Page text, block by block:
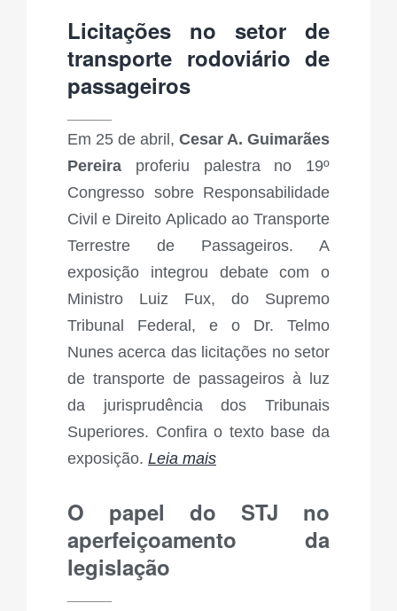
Licitações no setor de
transporte rodoviário de
passageiros
Em 25 de abril, Cesar A. Guimarães
Pereira proferiu palestra no 19º
Congresso sobre Responsabilidade
Civil e Direito Aplicado ao Transporte
Terrestre de Passageiros. A
exposição integrou debate com o
Ministro Luiz Fux, do Supremo
Tribunal Federal, e o Dr. Telmo
Nunes acerca das licitações no setor
de transporte de passageiros à luz
da jurisprudência dos Tribunais
Superiores. Confira o texto base da
exposição. Leia mais
O papel do STJ no
aperfeiçoamento da
legislação